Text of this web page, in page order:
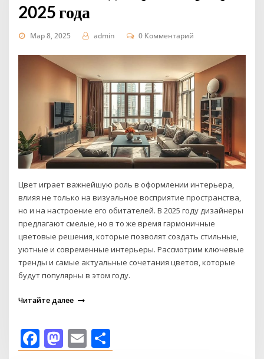
2025 года
Мар 8, 2025 admin 0 Комментарий
Цвет играет важнейшую роль в оформлении интерьера,
влияя не только на визуальное восприятие пространства,
но и на настроение его обитателей. В 2025 году дизайнеры
предлагают смелые, но в то же время гармоничные
цветовые решения, которые позволят создать стильные,
уютные и современные интерьеры. Рассмотрим ключевые
тренды и самые актуальные сочетания цветов, которые
будут популярны в этом году.
Читайте далее
Facebook
Mastodon
Email